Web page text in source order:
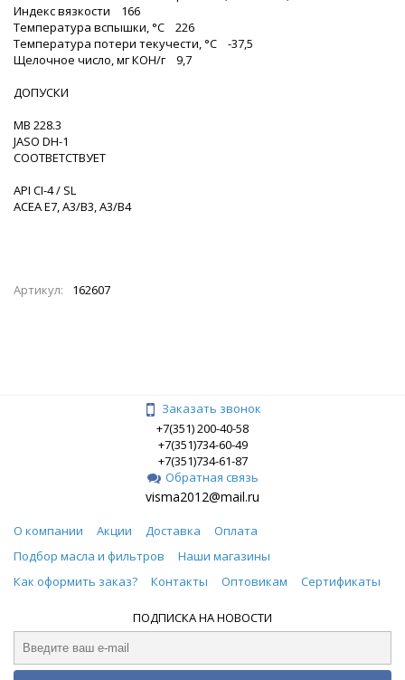
Индекс вязкости 166
Температура вспышки, °С 226
Температура потери текучести, °С -37,5
Щелочное число, мг КОН/г 9,7
ДОПУСКИ
MB 228.3
JASO DH-1
СООТВЕТСТВУЕТ
API CI-4 / SL
ACEA E7, A3/B3, A3/B4
Артикул: 162607
Заказать звонок
+7(351) 200-40-58
+7(351)734-60-49
+7(351)734-61-87
Обратная связь
visma2012@mail.ru
О компании Акции Доставка
Оплата
Подбор масла и фильтров
Наши магазины
Как оформить заказ?
Контакты Оптовикам Сертификаты
ПОДПИСКА НА НОВОСТИ